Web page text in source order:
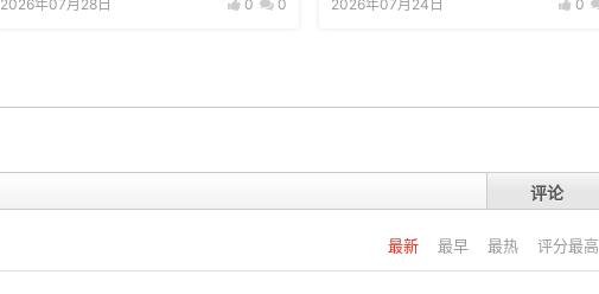
2026年07月28日 0 0 2026年07月24日 0
评论
最新 最早 最热 评分最高